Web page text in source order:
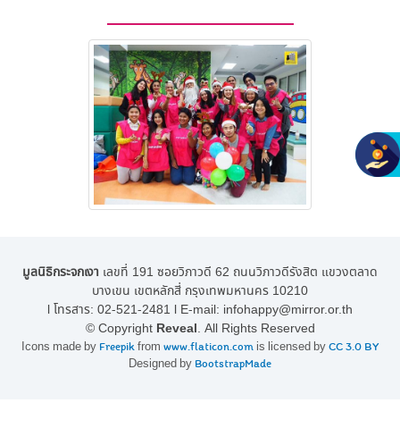
มูลนิธิกระจกเงา เลขที่ 191 ซอยวิภาวดี 62 ถนนวิภาวดีรังสิต แขวงตลาด
บางเขน เขตหลักสี่ กรุงเทพมหานคร 10210
l โทรสาร: 02-521-2481 l E-mail: infohappy@mirror.or.th
© Copyright Reveal. All Rights Reserved
Icons made by Freepikfrom www.flaticon.com is licensed byCC 3.0 BY
Designed by BootstrapMade